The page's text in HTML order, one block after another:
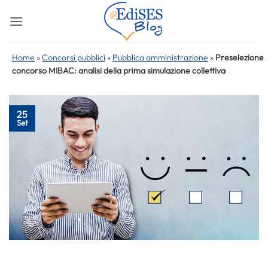
Home »Concorsi pubblici » Pubblica amministrazione » Preselezione
concorso MIBAC: analisi della prima simulazione collettiva
25
Set